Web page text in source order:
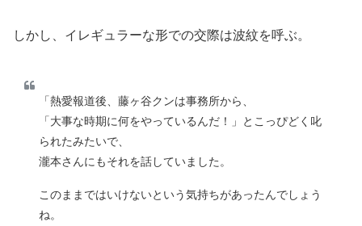
しかし、イレギュラーな形での交際は波紋を呼ぶ。
「熱愛報道後、藤ヶ谷クンは事務所から、
「大事な時期に何をやっているんだ！」とこっぴどく叱
られたみたいで、
瀧本さんにもそれを話していました。
このままではいけないという気持ちがあったんでしょう
ね。